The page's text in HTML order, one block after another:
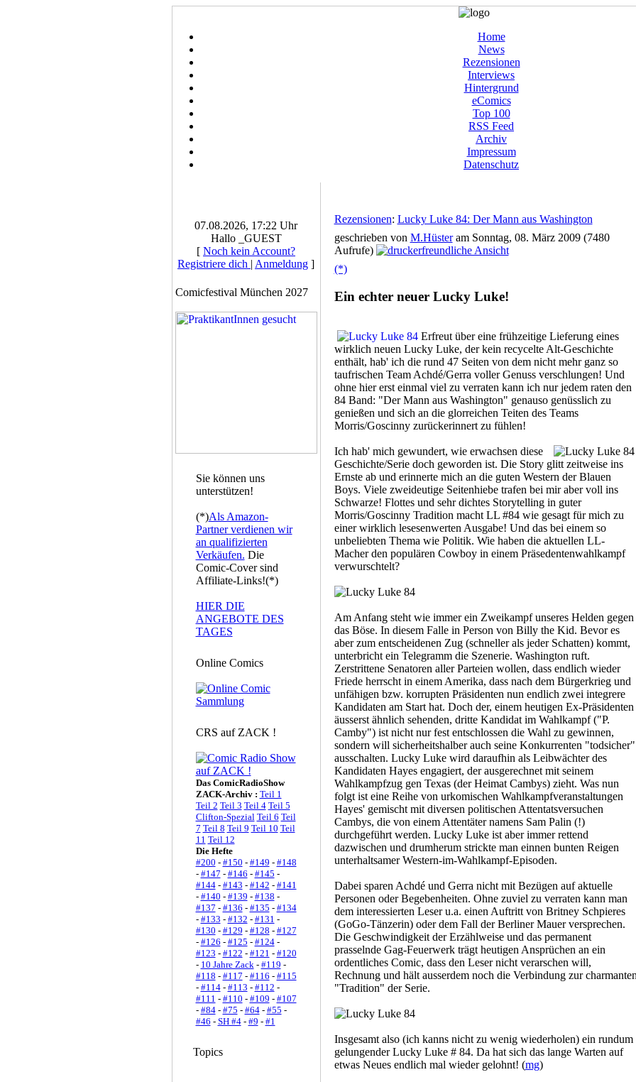
Home
News
Rezensionen
Interviews
Hintergrund
eComics
Top 100
RSS Feed
Archiv
Impressum
Datenschutz
07.08.2026, 17:22 Uhr
Hallo _GUEST
[ Noch kein Account?
Registriere dich | Anmeldung ]
Comicfestival München 2027
Sie können uns
unterstützen!
(*)Als Amazon-
Partner verdienen wir
an qualifizierten
Verkäufen. Die
Comic-Cover sind
Affiliate-Links!(*)
HIER DIE
ANGEBOTE DES
TAGES
Online Comics
CRS auf ZACK !
Das ComicRadioShow
ZACK-Archiv : Teil 1
Teil 2 Teil 3 Teil 4 Teil 5
Clifton-Spezial Teil 6 Teil
7 Teil 8 Teil 9 Teil 10 Teil
11 Teil 12
Die Hefte
#200 - #150 - #149 - #148
- #147 - #146 - #145 -
#144- #143 - #142 - #141
- #140 - #139 - #138 -
#137 - #136 - #135 - #134
- #133 - #132 - #131 -
#130 - #129 - #128 - #127
- #126 - #125 - #124-
#123 - #122 - #121 - #120
- 10 Jahre Zack- #119 -
#118 - #117 - #116 - #115
- #114- #113 - #112 -
#111 - #110 - #109 - #107
- #84- #75 - #64- #55 -
#46 - SH #4- #9 - #1
Topics
Rezensionen: Lucky Luke 84: Der Mann aus Washington
geschrieben von M.Hüsteram Sonntag, 08. März 2009 (7480
Aufrufe)
(*)
Ein echter neuer Lucky Luke!
Erfreut über eine frühzeitige Lieferung eines
wirklich neuen Lucky Luke, der kein recycelte Alt-Geschichte
enthält, hab' ich die rund 47 Seiten von dem nicht mehr ganz so
taufrischen Team Achdé/Gerra voller Genuss verschlungen! Und
ohne hier erst einmal viel zu verraten kann ich nur jedem raten den
84 Band: "Der Mann aus Washington" genauso genüsslich zu
genießen und sich an die glorreichen Teiten des Teams
Morris/Goscinny zurückerinnert zu fühlen!
Ich hab' mich gewundert, wie erwachsen diese
Geschichte/Serie doch geworden ist. Die Story glitt zeitweise ins
Ernste ab und erinnerte mich an die guten Western der Blauen
Boys. Viele zweideutige Seitenhiebe trafen bei mir aber voll ins
Schwarze! Flottes und sehr dichtes Storytelling in guter
Morris/Goscinny Tradition macht LL #84 wie gesagt für mich zu
einer wirklich lesesenwerten Ausgabe! Und das bei einem so
unbeliebten Thema wie Politik. Wie haben die aktuellen LL-
Macher den populären Cowboy in einem Präsedentenwahlkampf
verwurschtelt?
Am Anfang steht wie immer ein Zweikampf unseres Helden gegen
das Böse. In diesem Falle in Person von Billy the Kid. Bevor es
aber zum entscheidenen Zug (schneller als jeder Schatten) kommt,
unterbricht ein Telegramm die Szenerie. Washington ruft.
Zerstrittene Senatoren aller Parteien wollen, dass endlich wieder
Friede herrscht in einem Amerika, dass nach dem Bürgerkrieg und
unfähigen bzw. korrupten Präsidenten nun endlich zwei integrere
Kandidaten am Start hat. Doch der, einem heutigen Ex-Präsidenten
äusserst ähnlich sehenden, dritte Kandidat im Wahlkampf ("P.
Camby") ist nicht nur fest entschlossen die Wahl zu gewinnen,
sondern will sicherheitshalber auch seine Konkurrenten "todsicher"
ausschalten. Lucky Luke wird daraufhin als Leibwächter des
Kandidaten Hayes engagiert, der ausgerechnet mit seinem
Wahlkampfzug gen Texas (der Heimat Cambys) zieht. Was nun
folgt ist eine Reihe von urkomischen Wahlkampfveranstaltungen
Hayes' gemischt mit diversen politischen Attentatsversuchen
Cambys, die von einem Attentäter namens Sam Palin (!)
durchgeführt werden. Lucky Luke ist aber immer rettend
dazwischen und drumherum strickte man einnen bunten Reigen
unterhaltsamer Western-im-Wahlkampf-Episoden.
Dabei sparen Achdé und Gerra nicht mit Bezügen auf aktuelle
Personen oder Begebenheiten. Ohne zuviel zu verraten kann man
dem interessierten Leser u.a. einen Auftritt von Britney Schpieres
(GoGo-Tänzerin) oder dem Fall der Berliner Mauer versprechen.
Die Geschwindigkeit der Erzählweise und das permanent
prasselnde Gag-Feuerwerk trägt heutigen Ansprüchen an ein
ordentliches Comic, dass den Leser nicht verarschen will,
Rechnung und hält ausserdem noch die Verbindung zur
"Tradition" der Serie.
Insgesamt also (ich kanns nicht zu wenig wiederholen) ein rundum
gelungender Lucky Luke # 84. Da hat sich das lange Warten auf
etwas Neues endlich mal wieder gelohnt! (mg)